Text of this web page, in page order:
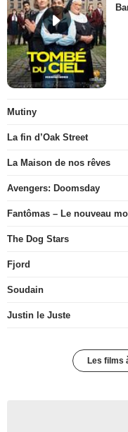
Mutiny
La fin d’Oak Street
La Maison de nos rêves
Avengers: Doomsday
Fantômas – Le nouveau
The Dog Stars
Fjord
Soudain
Justin le Juste
Les films